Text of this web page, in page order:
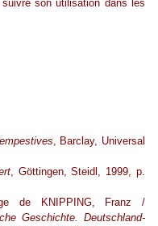
son utilisation dans les
, Barclay, Universal
, Göttingen, Steidl, 1999, p.
de KNIPPING, Franz /
Geschichte. Deutschland-